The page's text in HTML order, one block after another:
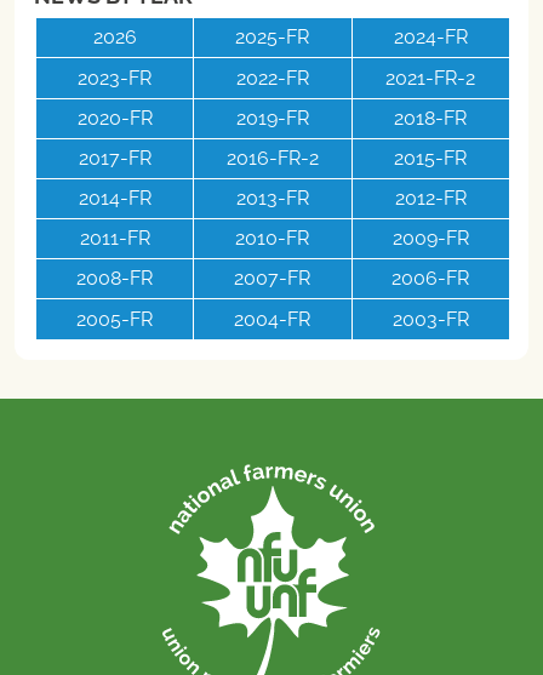
2026 2025-FR
2024-FR
2023-FR
2022-FR
2021-FR-2
2020-FR
2019-FR
2018-FR
2017-FR
2016-FR-2
2015-FR
2014-FR
2013-FR
2012-FR
2011-FR
2010-FR
2009-FR
2008-FR
2007-FR
2006-FR
2005-FR
2004-FR 2003-FR